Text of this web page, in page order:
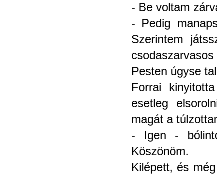
- Be voltam
- Pedig
Szerintem
Pesten úgyse
Forrai
esetleg
magát a
- Igen -
Köszönöm.
Kilépett, és